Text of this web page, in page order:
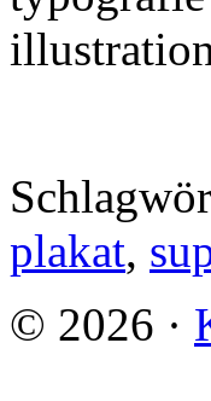
plakat,
© 2026 ·